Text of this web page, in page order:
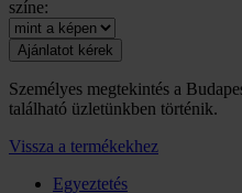
színe:
Személyes megtekintés a
található üzletünkben történik.
Vissza a termékekhez
Egyeztetés